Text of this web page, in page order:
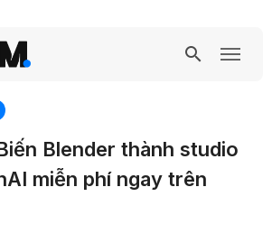
Blender thành studio
miễn phí ngay trên